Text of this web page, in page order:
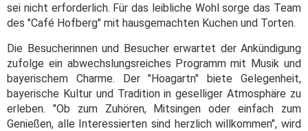
sei nicht erforderlich. Für das leibliche Wohl sorge das Team
des "Café Hofberg" mit hausgemachten Kuchen und Torten.
Die Besucherinnen und Besucher erwartet der Ankündigung
zufolge ein abwechslungsreiches Programm mit Musik und
bayerischem Charme. Der "Hoagartn" biete Gelegenheit,
bayerische Kultur und Tradition in geselliger Atmosphäre zu
erleben. "Ob zum Zuhören, Mitsingen oder einfach zum
Genießen, alle Interessierten sind herzlich willkommen", wird